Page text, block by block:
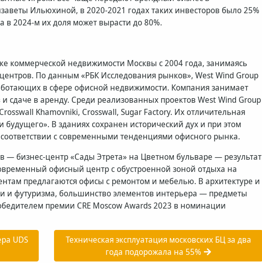
Ильюхиной, в 2020-2021 годах таких инвесторов было 25%
2024-м их доля может вырасти до 80%.
коммерческой недвижимости Москвы с 2004 года, занимаясь
По данным «РБК Исследования рынков», West Wind Group
в сфере офисной недвижимости. Компания занимает
в аренду. Среди реализованных проектов West Wind Group
Khamovniki, Crosswall, Sugar Factory. Их отличительная
В зданиях сохранен исторический дух и при этом
с современными тенденциями офисного рынка.
— бизнес-центр «Сады Этрета» на Цветном бульваре — результат
офисный центр с обустроенной зоной отдыха на
предлагаются офисы с ремонтом и мебелью. В архитектуре и
и футуризма, большинство элементов интерьера — предметы
премии CRE Moscow Awards 2023 в номинации
UDS
Техническая эксплуатация московских БЦ за два
года подорожала на 55%